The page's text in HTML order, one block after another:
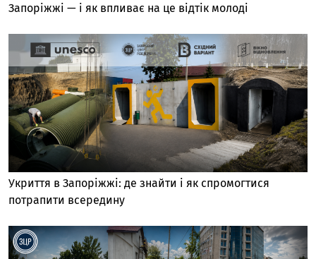
Запоріжжі — і як впливає на це відтік молоді
Укриття в Запоріжжі: де знайти і як спромогтися
потрапити всередину